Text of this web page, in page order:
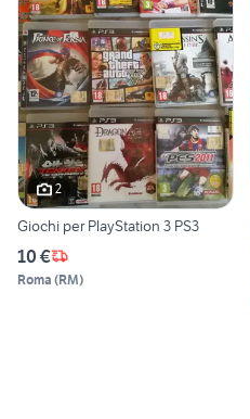
2
Giochi per PlayStation 3 PS3
10 €
Roma (RM)